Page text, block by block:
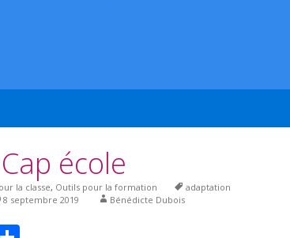
école
la classe, Outils pour la formation
adaptation
8 septembre 2019 Bénédicte Dubois